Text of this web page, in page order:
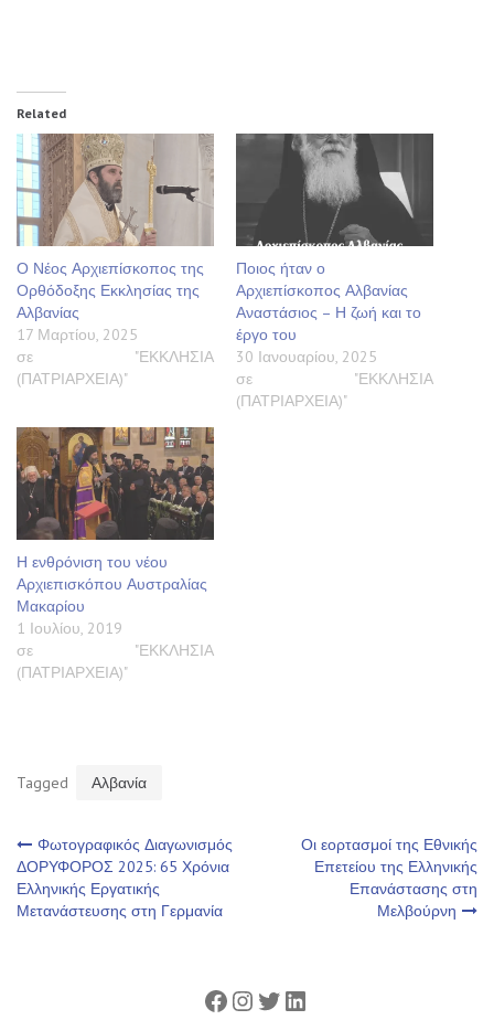
Related
Ο Νέος Αρχιεπίσκοπος της
Ορθόδοξης Εκκλησίας της
Αλβανίας
17 Μαρτίου, 2025
σε "ΕΚΚΛΗΣΙΑ
(ΠΑΤΡΙΑΡΧΕΙΑ)"
Ποιος ήταν ο
Αρχιεπίσκοπος Αλβανίας
Αναστάσιος – Η ζωή και το
έργο του
30 Ιανουαρίου, 2025
σε "ΕΚΚΛΗΣΙΑ
(ΠΑΤΡΙΑΡΧΕΙΑ)"
Η ενθρόνιση του νέου
Αρχιεπισκόπου Αυστραλίας
Μακαρίου
1 Ιουλίου, 2019
σε "ΕΚΚΛΗΣΙΑ
(ΠΑΤΡΙΑΡΧΕΙΑ)"
Tagged Αλβανία
Πλοήγηση
άρθρων
Φωτογραφικός Διαγωνισμός
ΔΟΡΥΦΟΡΟΣ 2025: 65 Χρόνια
Ελληνικής Εργατικής
Μετανάστευσης στη Γερμανία
Οι εορτασμοί της Εθνικής
Επετείου της Ελληνικής
Επανάστασης στη
Μελβούρνη
Facebook
Instagram
Twitter
Linkedin